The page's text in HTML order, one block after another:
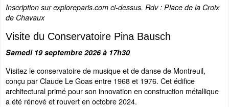
Inscription sur exploreparis.com ci-dessus. Rdv : Place de la Croix
de Chavaux
Visite du Conservatoire Pina Bausch
Samedi 19 septembre 2026 à 17h30
Visitez le conservatoire de musique et de danse de Montreuil,
conçu par Claude Le Goas entre 1968 et 1976. Cet édifice
architectural primé pour son innovation en construction métallique
a été rénové et rouvert en octobre 2024.